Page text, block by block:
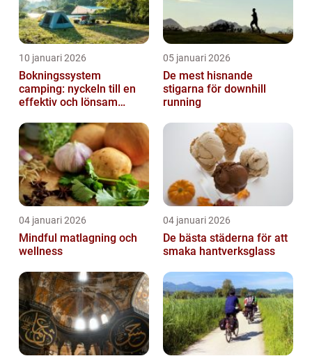
10 januari 2026
Bokningssystem
camping: nyckeln till en
effektiv och lönsam
05 januari 2026
De mest hisnande
stigarna för downhill
running
04 januari 2026
Mindful matlagning och
wellness
04 januari 2026
De bästa städerna för att
smaka hantverksglass